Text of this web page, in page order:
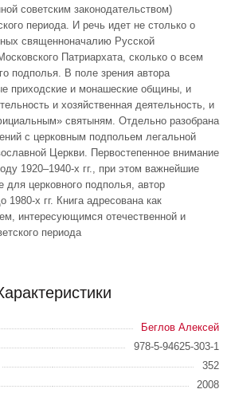
советским законодательством)
периода. И речь идет не столько о
священноначалию Русской
Патриархата, сколько о всем
подполья. В поле зрения автора
приходские и монашеские общины, и
и хозяйственная деятельность, и
святыням. Отдельно разобрана
с церковным подпольем легальной
Церкви. Первостепенное внимание
1920–1940-х гг., при этом важнейшие
для церковного подполья, автор
1980-х гг. Книга адресована как
интересующимся отечественной и
периода
Беглов Алексей
978-5-94625-303-1
352
2008